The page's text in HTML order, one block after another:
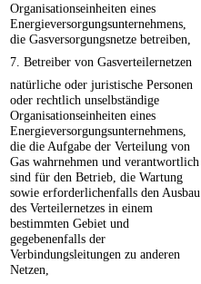
Organisationseinheiten eines
Energieversorgungsunternehmens,
die Gasversorgungsnetze betreiben,
7. Betreiber von Gasverteilernetzen
natürliche oder juristische Personen
oder rechtlich unselbständige
Organisationseinheiten eines
Energieversorgungsunternehmens,
die die Aufgabe der Verteilung von
Gas wahrnehmen und verantwortlich
sind für den Betrieb, die Wartung
sowie erforderlichenfalls den Ausbau
des Verteilernetzes in einem
bestimmten Gebiet und
gegebenenfalls der
Verbindungsleitungen zu anderen
Netzen,